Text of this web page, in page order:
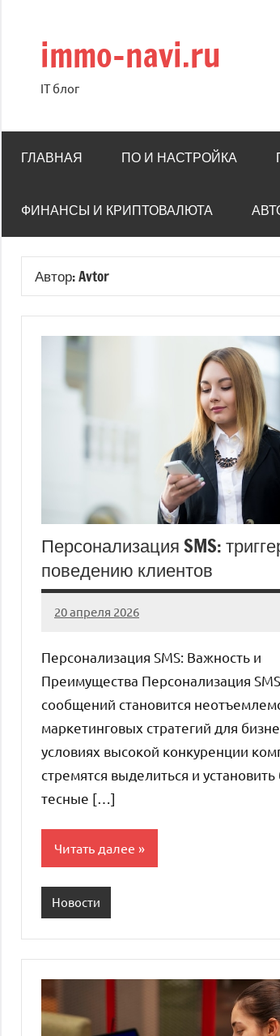
содержимому
immo-navi.ru
IT блог
ГЛАВНАЯ ПО И НАСТРОЙКА
ФИНАНСЫ И КРИПТОВАЛЮТА
Автор:Avtor
Персонализация SMS:
поведению клиентов
20 апреля 2026
Avtor
Нет
Персонализация SMS: Важность и
Преимущества Персонализация
сообщений становится
маркетинговых стратегий для
условиях высокой конкуренции
стремятся выделиться и
тесные […]
Читать далее
Новости